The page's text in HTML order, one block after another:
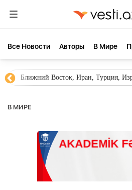
Все Новости Aвторы В Мире
Ближний Восток, Иран, Турция,
В МИРЕ